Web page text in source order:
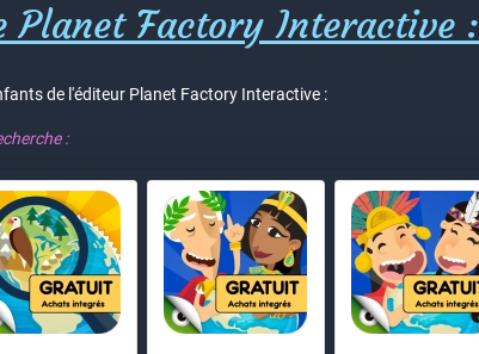
Planet Factory Interactive :
de l'éditeur Planet Factory Interactive :
: